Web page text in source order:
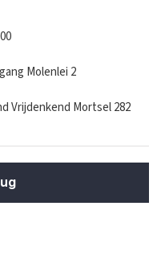
Molenlei 2
Vrijdenkend Mortsel 282